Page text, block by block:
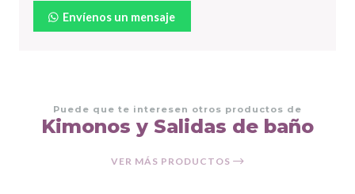
Envíenos un mensaje
Puede que te interesen otros productos de
Kimonos y Salidas de baño
VER MÁS PRODUCTOS